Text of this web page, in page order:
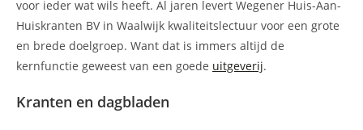
voor ieder wat wils heeft. Al jaren levert Wegener Huis-Aan-
Huiskranten BV in Waalwijk kwaliteitslectuur voor een grote
en brede doelgroep. Want dat is immers altijd de
kernfunctie geweest van een goede uitgeverij.
Kranten en dagbladen